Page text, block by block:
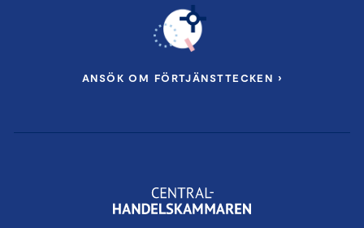
ANSÖK OM FÖRTJÄNSTTECKEN ›